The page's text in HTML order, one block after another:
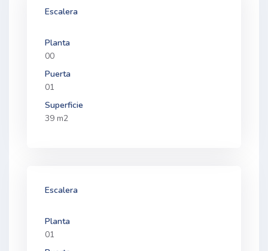
Escalera
Planta
00
Puerta
01
Superficie
39 m2
Escalera
Planta
01